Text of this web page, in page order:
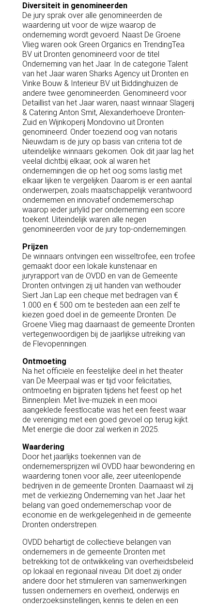
Diversiteit in genomineerden
De jury sprak over alle genomineerden de
waardering uit voor de wijze waarop de
onderneming wordt gevoerd. Naast De Groene
Vlieg waren ook Green Organics en TrendingTea
BV uit Dronten genomineerd voor de titel
Onderneming van het Jaar. In de categorie Talent
van het Jaar waren Sharks Agency uit Dronten en
Vinke Bouw & Interieur BV uit Biddinghuizen de
andere twee genomineerden. Genomineerd voor
Detaillist van het Jaar waren, naast winnaar Slagerij
& Catering Anton Smit, Alexanderhoeve Dronten-
Zuid en Wijnkoperij Mondovino uit Dronten
genomineerd. Onder toeziend oog van notaris
Nieuwdam is de jury op basis van criteria tot de
uiteindelijke winnaars gekomen. Ook dit jaar lag het
veelal dichtbij elkaar, ook al waren het
ondernemingen die op het oog soms lastig met
elkaar lijken te vergelijken. Daarom is er een aantal
onderwerpen, zoals maatschappelijk verantwoord
ondernemen en innovatief ondernemerschap
waarop ieder jurlylid per onderneming een score
toekent. Uiteindelijk waren alle negen
genomineerden voor de jury top-ondernemingen.
Prijzen
De winnaars ontvingen een wisseltrofee, een trofee
gemaakt door een lokale kunstenaar en
juryrapport van de OVDD en van de Gemeente
Dronten ontvingen zij uit handen van wethouder
Siert Jan Lap een cheque met bedragen van €
1.000 en € 500 om te besteden aan een zelf te
kiezen goed doel in de gemeente Dronten. De
Groene Vlieg mag daarnaast de gemeente Dronten
vertegenwoordigen bij de jaarlijkse uitreiking van
de Flevopenningen.
Ontmoeting
Na het officiële en feestelijke deel in het theater
van De Meerpaal was er tijd voor felicitaties,
ontmoeting en bijpraten tijdens het feest op het
Binnenplein. Met live-muziek in een mooi
aangeklede feestlocatie was het een feest waar
de vereniging met een goed gevoel op terug kijkt.
Met energie die door zal werken in 2025.
Waardering
Door het jaarlijks toekennen van de
ondernemersprijzen wil OVDD haar bewondering en
waardering tonen voor alle, zeer uiteenlopende
bedrijven in de gemeente Dronten. Daarnaast wil zij
met de verkiezing Onderneming van het Jaar het
belang van goed ondernemerschap voor de
economie en de werkgelegenheid in de gemeente
Dronten onderstrepen.
OVDD behartigt de collectieve belangen van
ondernemers in de gemeente Dronten met
betrekking tot de ontwikkeling van overheidsbeleid
op lokaal en regionaal niveau. Dit doet zij onder
andere door het stimuleren van samenwerkingen
tussen ondernemers en overheid, onderwijs en
onderzoeksinstellingen, kennis te delen en een